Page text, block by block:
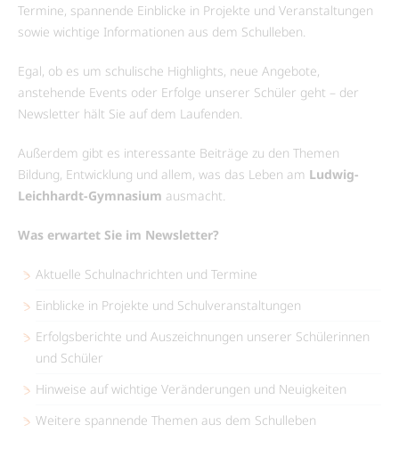
Termine, spannende Einblicke in Projekte und Veranstaltungen
sowie wichtige Informationen aus dem Schulleben.
Egal, ob es um schulische Highlights, neue Angebote,
anstehende Events oder Erfolge unserer Schüler geht – der
Newsletter hält Sie auf dem Laufenden.
Außerdem gibt es interessante Beiträge zu den Themen
Bildung, Entwicklung und allem, was das Leben am Ludwig-
Leichhardt-Gymnasium ausmacht.
Was erwartet Sie im Newsletter?
Aktuelle Schulnachrichten und Termine
Einblicke in Projekte und Schulveranstaltungen
Erfolgsberichte und Auszeichnungen unserer Schülerinnen
und Schüler
Hinweise auf wichtige Veränderungen und Neuigkeiten
Weitere spannende Themen aus dem Schulleben